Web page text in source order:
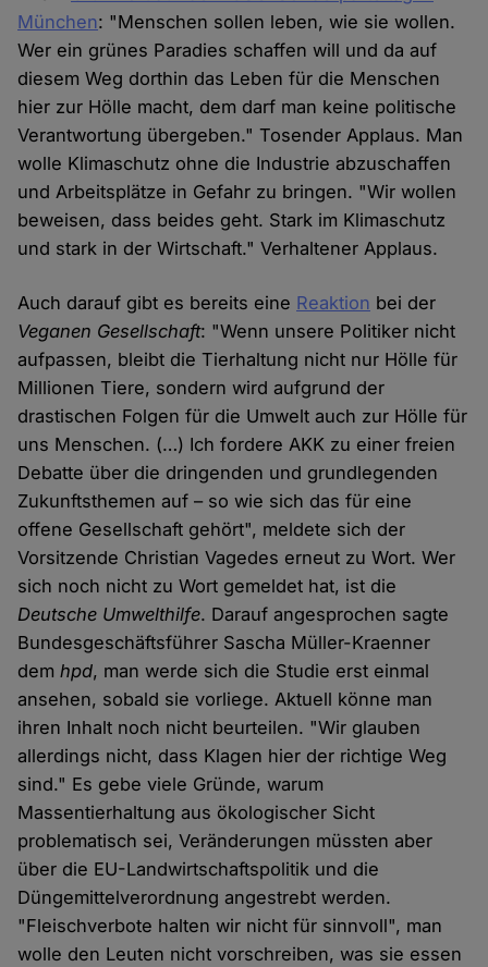
München: "Menschen sollen leben, wie sie wollen.
Wer ein grünes Paradies schaffen will und da auf
diesem Weg dorthin das Leben für die Menschen
hier zur Hölle macht, dem darf man keine politische
Verantwortung übergeben." Tosender Applaus. Man
wolle Klimaschutz ohne die Industrie abzuschaffen
und Arbeitsplätze in Gefahr zu bringen. "Wir wollen
beweisen, dass beides geht. Stark im Klimaschutz
und stark in der Wirtschaft." Verhaltener Applaus.
Auch darauf gibt es bereits eine Reaktion bei der
Veganen Gesellschaft: "Wenn unsere Politiker nicht
aufpassen, bleibt die Tierhaltung nicht nur Hölle für
Millionen Tiere, sondern wird aufgrund der
drastischen Folgen für die Umwelt auch zur Hölle für
uns Menschen. (…) Ich fordere AKK zu einer freien
Debatte über die dringenden und grundlegenden
Zukunftsthemen auf – so wie sich das für eine
offene Gesellschaft gehört", meldete sich der
Vorsitzende Christian Vagedes erneut zu Wort. Wer
sich noch nicht zu Wort gemeldet hat, ist die
Deutsche Umwelthilfe. Darauf angesprochen sagte
Bundesgeschäftsführer Sascha Müller-Kraenner
demhpd, man werde sich die Studie erst einmal
ansehen, sobald sie vorliege. Aktuell könne man
ihren Inhalt noch nicht beurteilen. "Wir glauben
allerdings nicht, dass Klagen hier der richtige Weg
sind." Es gebe viele Gründe, warum
Massentierhaltung aus ökologischer Sicht
problematisch sei, Veränderungen müssten aber
über die EU-Landwirtschaftspolitik und die
Düngemittelverordnung angestrebt werden.
"Fleischverbote halten wir nicht für sinnvoll", man
wolle den Leuten nicht vorschreiben, was sie essen